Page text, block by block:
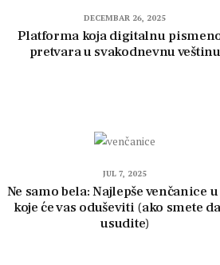
DECEMBAR 26, 2025
Platforma koja digitalnu
pretvara u svakodnevnu veštinu
JUL 7, 2025
Ne samo bela: Najlepše venčanice
koje će vas oduševiti (ako smete
usudite)